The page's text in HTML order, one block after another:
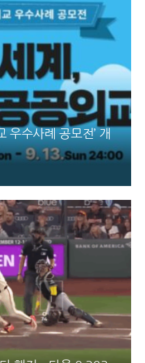
우수사례 공모전’ 개